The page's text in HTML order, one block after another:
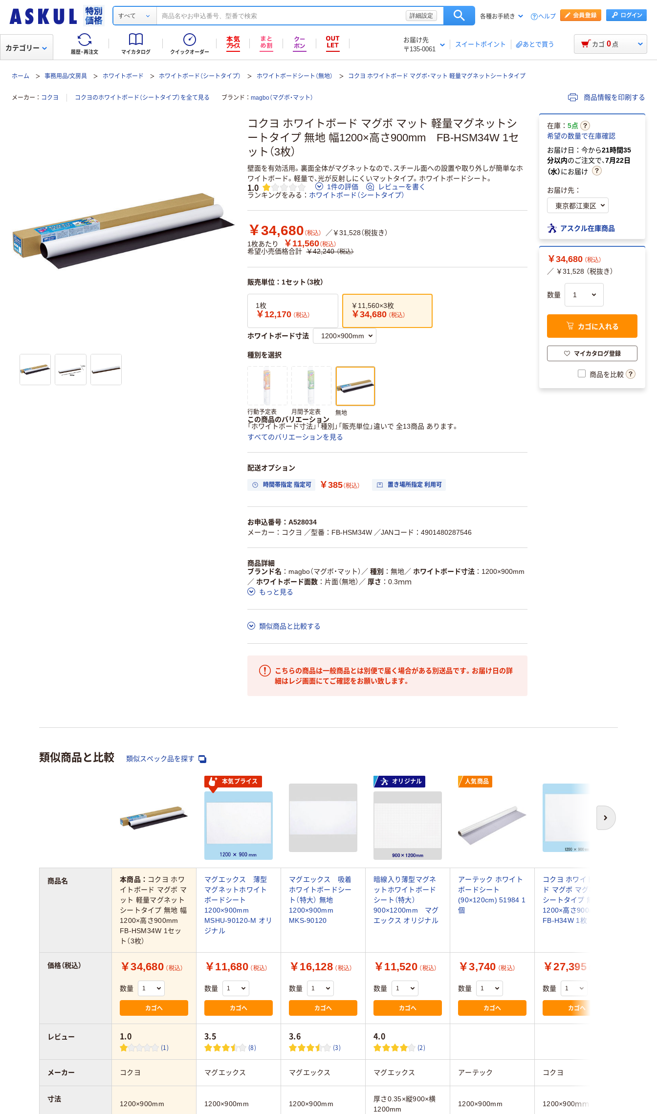
すべて 詳細設定 各種お手続き ヘルプ
履歴・再注文 マイカタログ クイックオーダー
お届け先
〒135-0061
スイートポイント あとで買う
カテゴリー カゴ 0 点
ホーム 事務用品/文房具 ホワイトボード ホワイトボード（シートタイプ） ホワイトボードシート（無地） コクヨ ホワイトボード マグボ・マット 軽量マグネットシートタイプ
メーカー コクヨ コクヨのホワイトボード（シートタイプ）を全て見る ブランド magbo（マグボ・マット） 商品情報を印刷する
コクヨ ホワイトボード マグボ マット 軽量マグネットシ
ートタイプ 無地 幅1200×高さ900mm FB-HSM34W 1セ
ット（3枚）
壁面を有効活用。裏面全体がマグネットなので、スチール面への設置や取り外しが簡単なホ
ワイトボード。軽量で、光が反射しにくいマットタイプ。ホワイトボードシート。
1.0 1件の評価
レビューを書く
ランキングをみる
ホワイトボード（シートタイプ）
￥34,680 （税込）
／￥31,528（税抜き）
1枚あたり
￥11,560（税込）
希望小売価格合計 ￥42,240 （税込）
販売単位：1セット（3枚）
1枚
￥12,170 （税込）
￥11,560×3枚
￥34,680 （税込）
ホワイトボード寸法
種別を選択
行動予定表 月間予定表 無地
この商品のバリエーション
「ホワイトボード寸法」「種別」「販売単位」違いで 全13商品 あります。
すべてのバリエーションを見る
配送オプション
時間帯指定 指定可 ￥385（税込） 置き場所指定 利用可
お申込番号：A528034
メーカー：コクヨ ／型番：FB-HSM34W ／JANコード：4901480287546
商品詳細
ブランド名
magbo（マグボ・マット） ／ 種別 無地／ ホワイトボード寸法
1200×900mm
／ ホワイトボード面数 片面（無地） ／ 厚さ
0.3ｍｍ
もっと見る
類似商品と比較する
こちらの商品は一般商品とは別便で届く場合がある別送品です。お届け日の詳
細はレジ画面にてご確認をお願い致します。
在庫： 5点
希望の数量で在庫確認
お届け日：今から21時間35
分以内のご注文で、7月22日
（水）にお届け
お届け先：
アスクル在庫商品
￥34,680 （税込）
／ ￥31,528 （税抜き）
数量
カゴに入れる
マイカタログ登録
商品を比較
類似商品と比較 類似スペック品を探す
次へ
本気プライス オリジナル 人気商品
本商品： コクヨ ホワ
イトボード マグボ マ
ット 軽量マグネット
シートタイプ 無地 幅
1200×高さ900mm
FB-HSM34W 1セッ
ト（3枚）
マグエックス 薄型
マグネットホワイト
ボードシート
1200×900mm
MSHU-90120-M オリ
ジナル
マグエックス 吸着
ホワイトボードシー
ト（特大） 無地
1200×900mm
MKS-90120
暗線入り薄型マグネ
ットホワイトボード
シート（特大）
900×1200mm マグ
エックス オリジナル
アーテック ホワイト
ボードシート
(90×120cm) 51984 1
個
コクヨ ホワイトボー
ド マグボ マグネット
シートタイプ 無地 幅
1200×高さ900mm
FB-H34W 1枚
￥34,680 （税込）
数量
カゴへ
￥11,680 （税込）
数量
カゴへ
￥16,128 （税込）
数量
カゴへ
￥11,520 （税込）
数量
カゴへ
￥3,740 （税込）
数量
カゴへ
￥27,395
数量
カゴへ
1.0
(1)
3.5
(8)
3.6
(3)
4.0
(2)
コクヨ マグエックス マグエックス マグエックス アーテック コクヨ
1200×900mm 1200×900mm 1200×900mm
厚さ0.35×縦900×横
1200mm
1200×900mm 1200×900ｍｍ
商品名
価格（税込）
レビュー
メーカー
寸法